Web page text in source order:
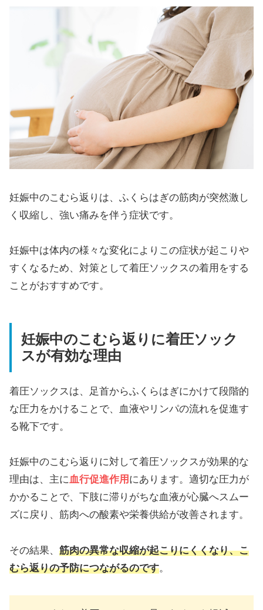
妊娠中のこむら返りは、ふくらはぎの筋肉が突然激し
く収縮し、強い痛みを伴う症状です。
妊娠中は体内の様々な変化によりこの症状が起こりや
すくなるため、対策として着圧ソックスの着用をする
ことがおすすめです。
妊娠中のこむら返りに着圧ソック
スが有効な理由
着圧ソックスは、足首からふくらはぎにかけて段階的
な圧力をかけることで、血液やリンパの流れを促進す
る靴下です。
妊娠中のこむら返りに対して着圧ソックスが効果的な
理由は、主に血行促進作用 にあります。適切な圧力が
かかることで、下肢に滞りがちな血液が心臓へスムー
ズに戻り、筋肉への酸素や栄養供給が改善されます。
その結果、 筋肉の異常な収縮が起こりにくくなり、こ
むら返りの予防につながるのです。